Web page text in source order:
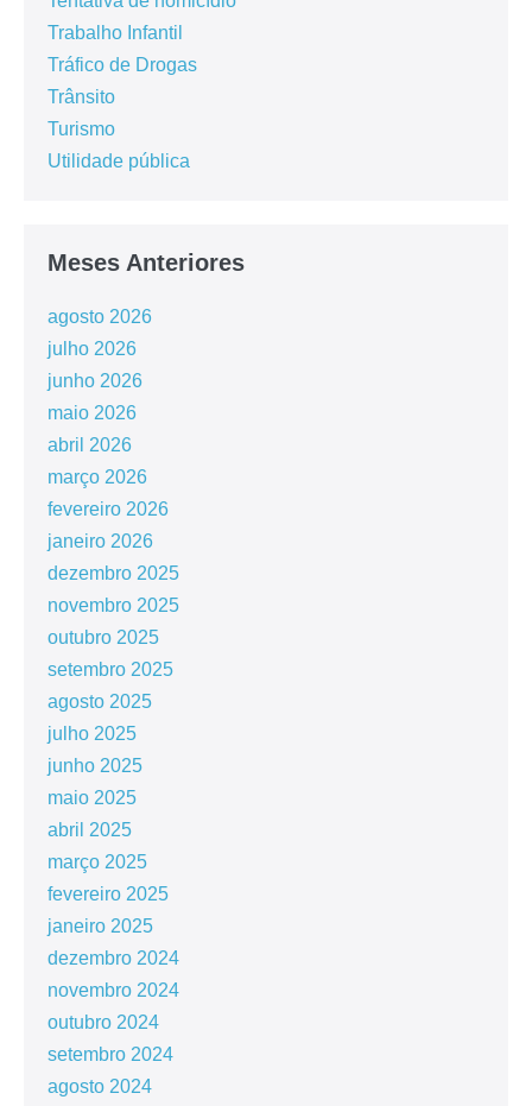
Trabalho Infantil
Tráfico de Drogas
Trânsito
Turismo
Utilidade pública
Meses Anteriores
agosto 2026
julho 2026
junho 2026
maio 2026
abril 2026
março 2026
fevereiro 2026
janeiro 2026
dezembro 2025
novembro 2025
outubro 2025
setembro 2025
agosto 2025
julho 2025
junho 2025
maio 2025
abril 2025
março 2025
fevereiro 2025
janeiro 2025
dezembro 2024
novembro 2024
outubro 2024
setembro 2024
agosto 2024